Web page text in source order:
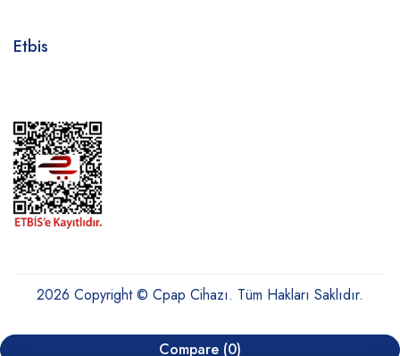
Etbis
2026 Copyright © Cpap Cihazı. Tüm Hakları Saklıdır.
Compare (0)